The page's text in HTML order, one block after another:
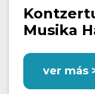
Musika
ver más